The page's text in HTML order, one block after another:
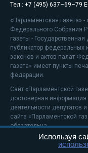
Тел.: +7 (495) 637–69–79
«Парламентская газета»
Федерального Собрания
газеты -
публикатор федеральных
законов и актов палат
газета» имеет пункты
федерации.
Сайт «Парламентской
достоверная
деятельности депутатов
сайта «Парламентской
обязательна.
На информационном
Используя